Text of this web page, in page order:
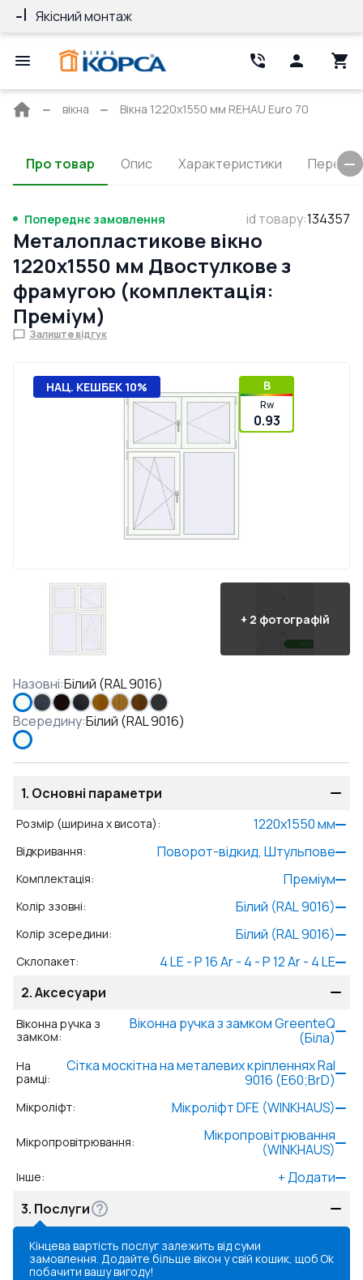
Якісний монтаж
Головна
вікна Вікна 1220x1550 мм REHAU Euro 70
Про товар Опис Характеристики
Попереднє замовлення id товару:134357
Металопластикове вікно
1220x1550 мм Двостулкове з
фрамугою (комплектація:
Преміум)
Залиште відгук
НАЦ. КЕШБЕК 10% B
Rw
0.93
+ 2 фотографій
Назовні:Білий (RAL 9016)
Всередину:Білий (RAL 9016)
1. Основні параметри
Розмір (ширина x висота): 1220x1550мм
Відкривання: Поворот-відкид, Штульпове
Комплектація: Преміум
Колір ззовні: Білий (RAL 9016)
Колір зсередини: Білий (RAL 9016)
Склопакет:
4 LE - P 16 Ar - 4 - P 12 Ar - 4 LE
2.Аксесуари
Віконна ручка з
замком:
Віконна ручка з замком GreenteQ
(Біла)
На
рамці:
Сітка москітна на металевих кріпленнях Ral
9016 (Е60;BrD)
Мікроліфт: Мікроліфт DFE (WINKHAUS)
Мікропровітрювання:
Мікропровітрювання
(WINKHAUS)
Інше: +Додати
3. Послуги
Кінцева вартість послуг залежить від суми
замовлення. Додайте більше вікон у свій кошик, щоб
побачити вашу вигоду!
Ok